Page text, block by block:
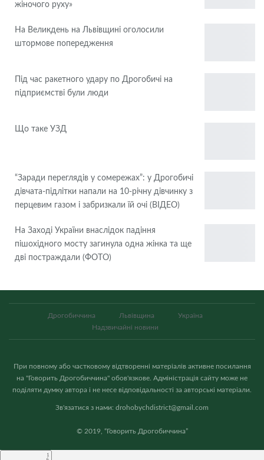
жіночого руху»
На Великдень на Львівщині оголосили
штормове попередження
Під час ракетного удару по Дрогобичі на
підприємстві були люди
Що таке УЗД
“Заради переглядів у сомережах”: у Дрогобичі
дівчата-підлітки напали на 10-річну дівчинку з
перцевим газом і забризкали їй очі (ВІДЕО)
На Заході України внаслідок падіння
пішохідного мосту загинула одна жінка та ще
дві постраждали (ФОТО)
Дрогобиччина Львівщина
Україна
Надзвичайні новини
При повному або частковому відтворенні матеріалів активне посилання
на "Говорить Дрогобиччина" обов'язкове. Адміністрація сайту може не
поділяти думку автора і не несе відповідальності за авторські матеріали.
Зв'язатися з нами: drohobychdistrict@gmail.com
© 2019, “Говорить Дрогобиччина”